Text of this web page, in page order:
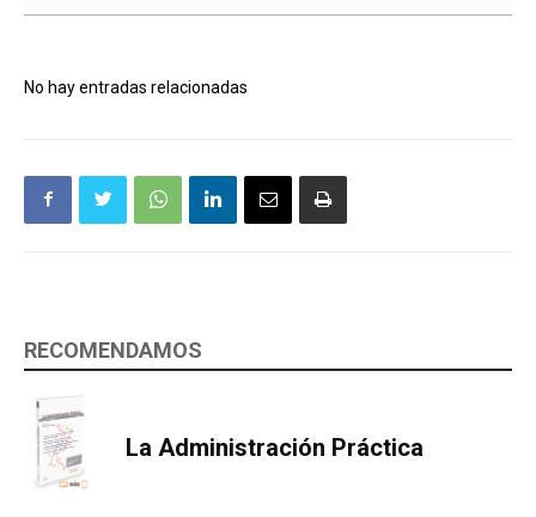
No hay entradas relacionadas
RECOMENDAMOS
La Administración Práctica